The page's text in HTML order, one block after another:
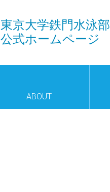
東京大学鉄門水泳部
公式ホームページ
ABOUT